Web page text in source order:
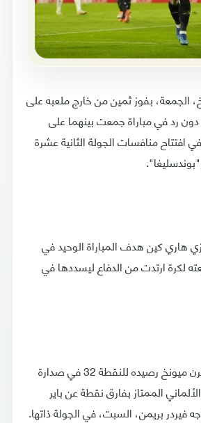
الجمعة، بفوز ثمين من خارج ملعبه على
رد في مباراة جمعت بينهما على
افتتاح منافسات الجولة الثانية عشرة
هاري كين هدف المباراة الوحيد في
بعد متابعته لكرة ارتدت من الدفاع ليسددها في
وبهذه النتيجة رفع بايرن ميونخ رصيده للنقطة 32 في صدارة
الممتاز بفارق نقطة عن باير
فيردر بريمن، السبت، في الجولة ذاتها.